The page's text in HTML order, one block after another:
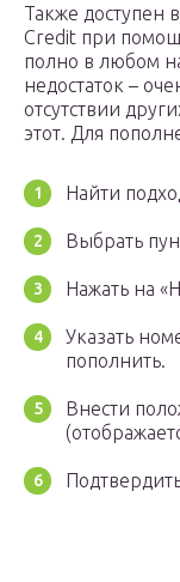
Также доступен
Credit при
полно в любом
недостаток –
отсутствии
этот. Для
Найти
Выбрать
Нажать на
Указать
пополнить.
Внести